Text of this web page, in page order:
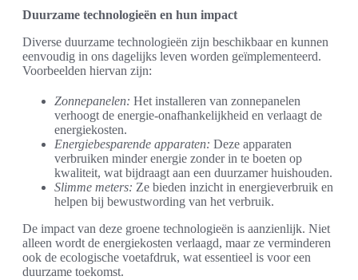
Duurzame technologieën en hun impact
Diverse duurzame technologieën zijn beschikbaar en kunnen
eenvoudig in ons dagelijks leven worden geïmplementeerd.
Voorbeelden hiervan zijn:
Zonnepanelen: Het installeren van zonnepanelen
verhoogt de energie-onafhankelijkheid en verlaagt de
energiekosten.
Energiebesparende apparaten: Deze apparaten
verbruiken minder energie zonder in te boeten op
kwaliteit, wat bijdraagt aan een duurzamer huishouden.
Slimme meters: Ze bieden inzicht in energieverbruik en
helpen bij bewustwording van het verbruik.
De impact van deze groene technologieën is aanzienlijk. Niet
alleen wordt de energiekosten verlaagd, maar ze verminderen
ook de ecologische voetafdruk, wat essentieel is voor een
duurzame toekomst.